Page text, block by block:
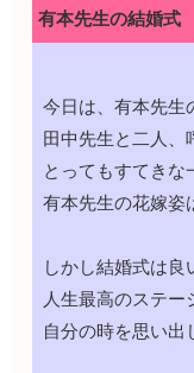
有本先生の結婚式
今日は、有本先生
田中先生と二人、
とってもすてきな
有本先生の花嫁姿
しかし結婚式は良
人生最高のステー
自分の時を思い出